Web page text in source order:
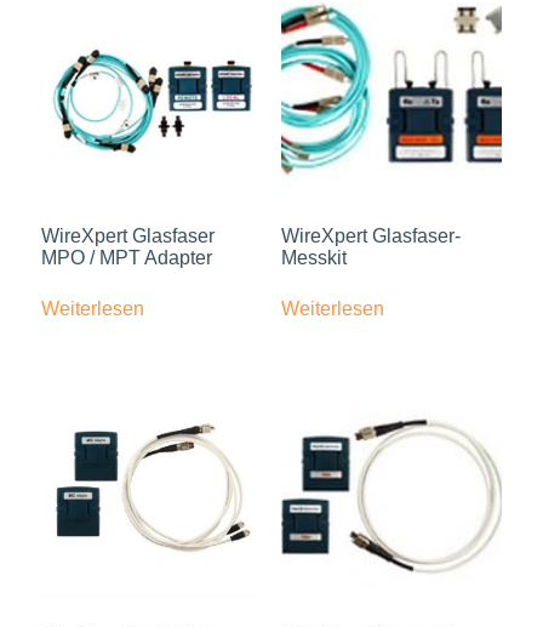
WireXpert Glasfaser
MPO / MPT Adapter
Weiterlesen
WireXpert Glasfaser-
Messkit
Weiterlesen